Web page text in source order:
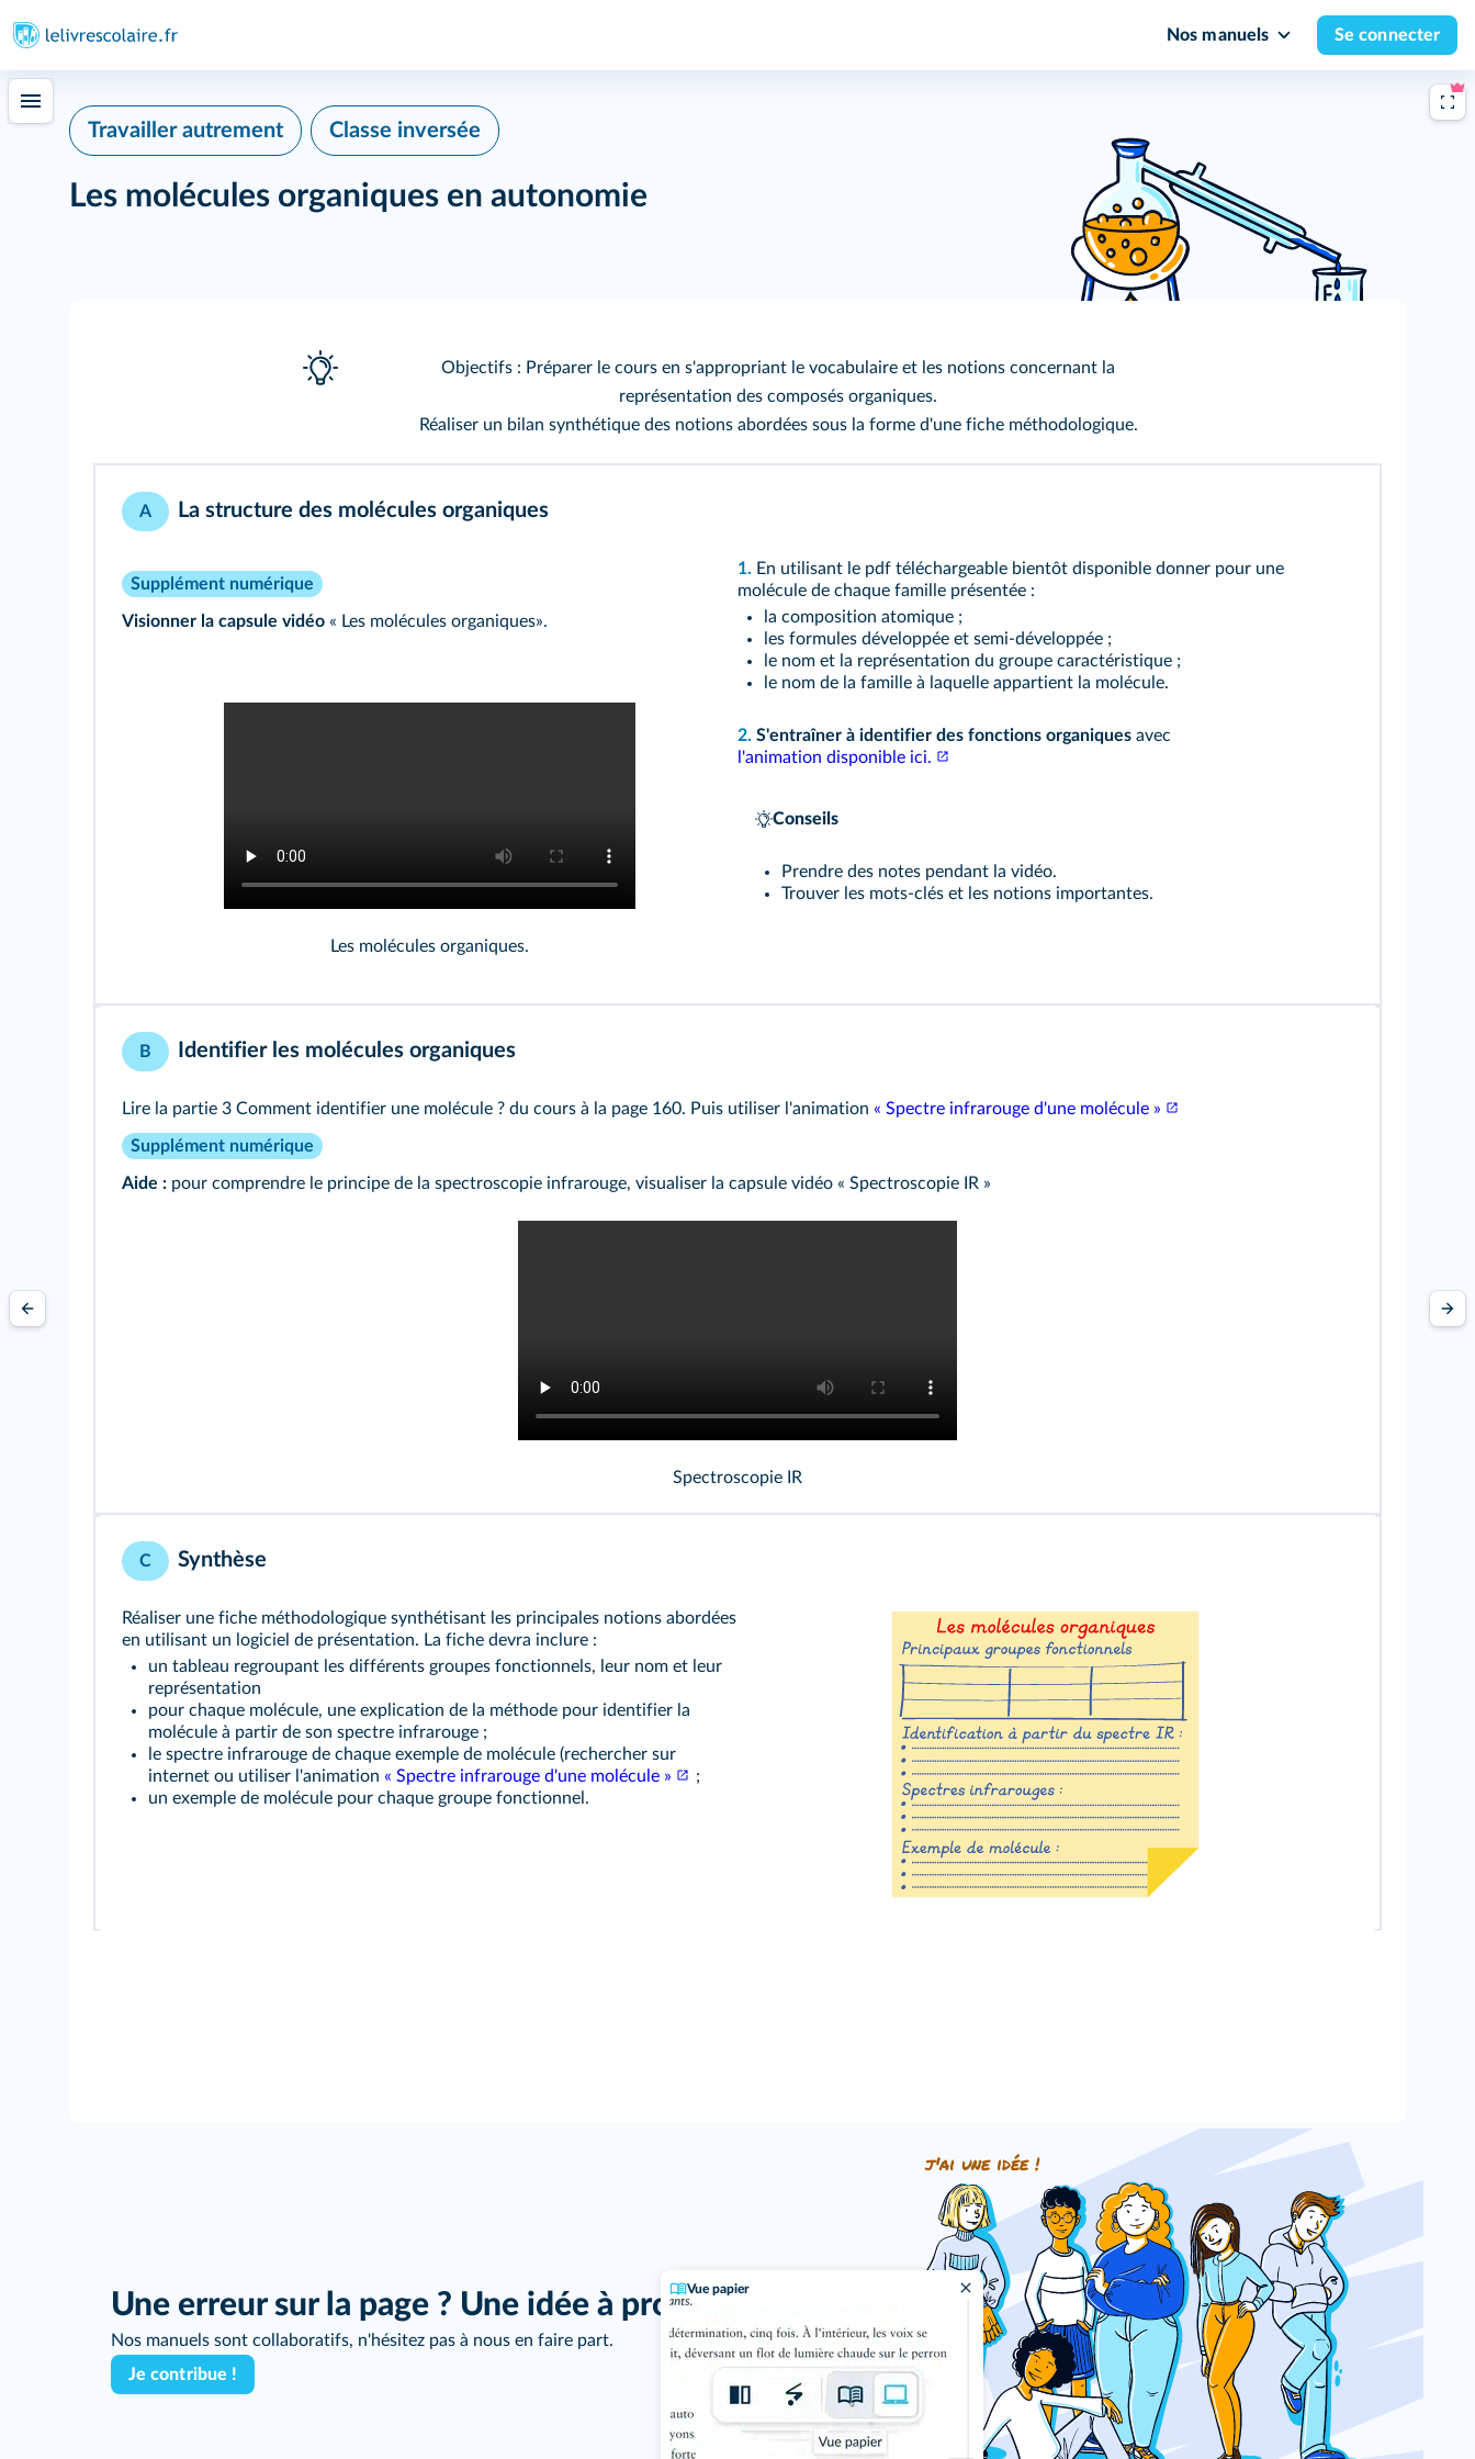
Nos manuels Se connecter
Vue papier
Travailler autrement Classe inversée
Les molécules organiques en autonomie
Objectifs : Préparer le cours en s'appropriant le vocabulaire et les notions concernant la
représentation des composés organiques.
Réaliser un bilan synthétique des notions abordées sous la forme d'une fiche méthodologique.
A La structure des molécules organiques
Supplément numérique
Visionner la capsule vidéo « Les molécules organiques».
Les molécules organiques.
1. En utilisant le pdf téléchargeable bientôt disponible donner pour une
molécule de chaque famille présentée :
la composition atomique ;
les formules développée et semi-développée ;
le nom et la représentation du groupe caractéristique ;
le nom de la famille à laquelle appartient la molécule.
2. S'entraîner à identifier des fonctions organiques avec
l'animation disponible ici.
Conseils
Prendre des notes pendant la vidéo.
Trouver les mots-clés et les notions importantes.
B Identifier les molécules organiques
Lire la partie 3 Comment identifier une molécule ? du cours à la page 160. Puis utiliser l'animation « Spectre infrarouge d'une molécule »
Supplément numérique
Aide : pour comprendre le principe de la spectroscopie infrarouge, visualiser la capsule vidéo « Spectroscopie IR »
Spectroscopie IR
C Synthèse
Réaliser une fiche méthodologique synthétisant les principales notions abordées
en utilisant un logiciel de présentation. La fiche devra inclure :
un tableau regroupant les différents groupes fonctionnels, leur nom et leur
représentation
pour chaque molécule, une explication de la méthode pour identifier la
molécule à partir de son spectre infrarouge ;
le spectre infrarouge de chaque exemple de molécule (rechercher sur
internet ou utiliser l'animation « Spectre infrarouge d'une molécule »
;
un exemple de molécule pour chaque groupe fonctionnel.
Une erreur sur la page ? Une idée à proposer ?
Nos manuels sont collaboratifs, n'hésitez pas à nous en faire part.
Je contribue !
j'ai une idée !